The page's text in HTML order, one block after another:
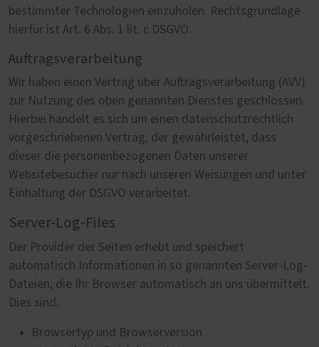
bestimmter Technologien einzuholen. Rechtsgrundlage
hierfür ist Art. 6 Abs. 1 lit. c DSGVO.
Auftragsverarbeitung
Wir haben einen Vertrag über Auftragsverarbeitung (AVV)
zur Nutzung des oben genannten Dienstes geschlossen.
Hierbei handelt es sich um einen datenschutzrechtlich
vorgeschriebenen Vertrag, der gewährleistet, dass
dieser die personenbezogenen Daten unserer
Websitebesucher nur nach unseren Weisungen und unter
Einhaltung der DSGVO verarbeitet.
Server-Log-Files
Der Provider der Seiten erhebt und speichert
automatisch Informationen in so genannten Server-Log-
Dateien, die Ihr Browser automatisch an uns übermittelt.
Dies sind:
Browsertyp und Browserversion